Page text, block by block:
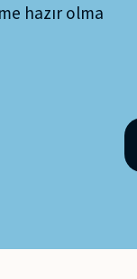
hazır olma